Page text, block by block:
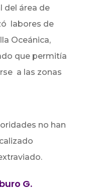
del área de
labores de
Oceánica,
que permitía
a las zonas
no han
G.